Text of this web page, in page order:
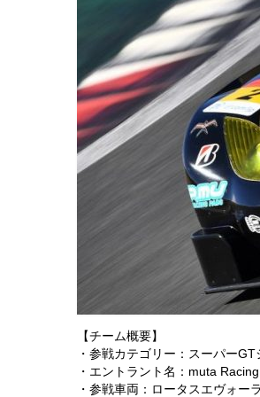
【チーム概要】
・参戦カテゴリー：スーパー
・エントラント名：muta
・参戦車両：ロータスエヴォー